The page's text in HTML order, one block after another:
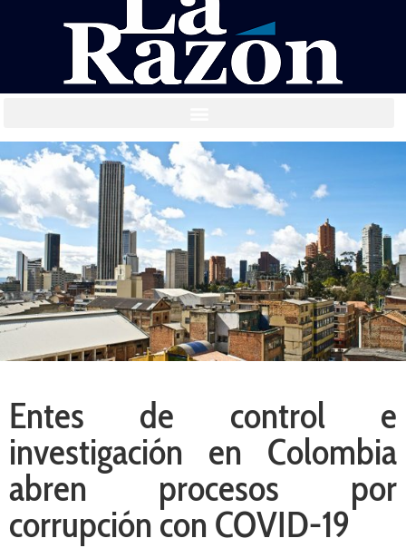
Entes de control e
investigación en Colombia
abren procesos por
corrupción con COVID-19